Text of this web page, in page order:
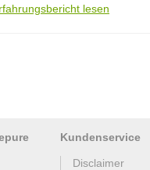
lesen
Kundenservice
Disclaimer